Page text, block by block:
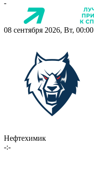
-
08 сентября 2026, Вт, 00:00
Нефтехимик
-:-